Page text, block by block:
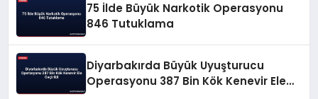
75 İlde Büyük Narkotik Operasyonu
846 Tutuklama
Diyarbakırda Büyük Uyuşturucu
Operasyonu 387 Bin Kök Kenevir Ele